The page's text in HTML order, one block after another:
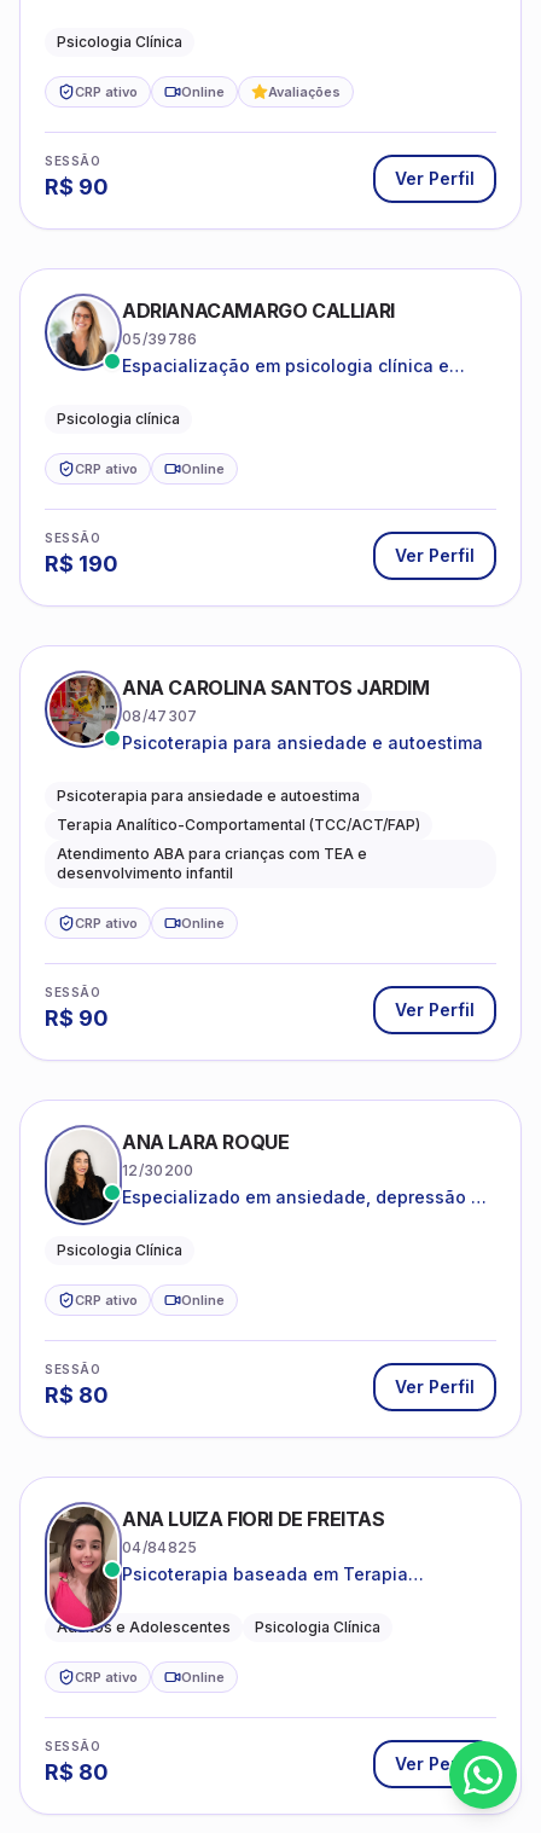
estruturas, com experiência em
Psicologia Clínica
CRP ativo Online Avaliações
SESSÃO
R$ 90 Ver Perfil
ADRIANACAMARGO CALLIARI
05/39786
Espacialização em psicologia clínica e
Psicologia clínica
CRP ativo Online
SESSÃO
R$ 190 Ver Perfil
ANA CAROLINA SANTOS JARDIM
08/47307
Psicoterapia para ansiedade e autoestima
Psicoterapia para ansiedade e autoestima
Terapia Analítico-Comportamental (TCC/ACT/FAP)
Atendimento ABA para crianças com TEA e
desenvolvimento infantil
CRP ativo Online
SESSÃO
R$ 90 Ver Perfil
ANA LARA ROQUE
12/30200
Especializado em ansiedade, depressão e
Psicologia Clínica
CRP ativo Online
SESSÃO
R$ 80 Ver Perfil
ANA LUIZA FIORI DE FREITAS
04/84825
Psicoterapia baseada em Terapia
Adultos e Adolescentes Psicologia Clínica
CRP ativo Online
SESSÃO
R$ 80 Ver Perfil